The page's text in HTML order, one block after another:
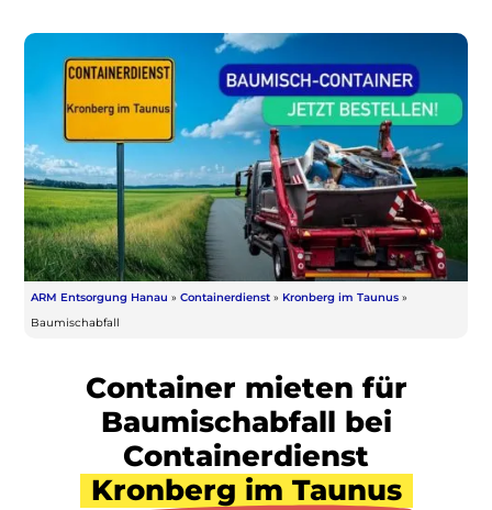
ARM Entsorgung Hanau » Containerdienst » Kronberg im Taunus »
Baumischabfall
Container mieten für
Baumischabfall bei
Containerdienst
Kronberg im Taunus